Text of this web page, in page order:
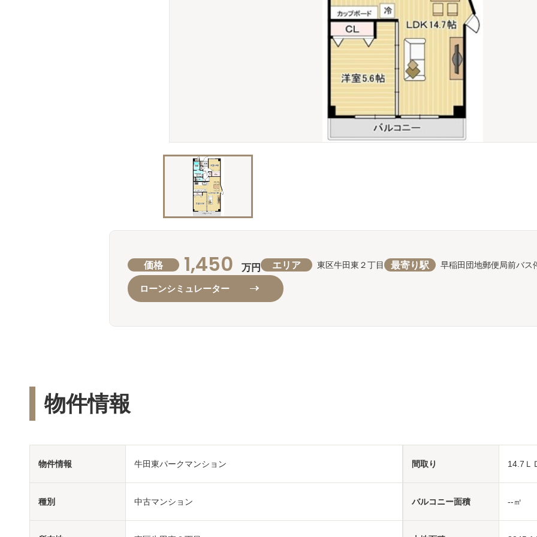
価格 1,450 万円 エリア 東区牛田東２丁目 最寄り駅 早稲田団地郵便局前バス
ローンシミュレーター
物件情報
物件情報 牛田東パークマンション
種別 中古マンション
間取り 14.7
バルコニー面積 --㎡